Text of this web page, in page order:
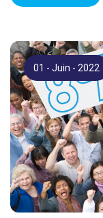
01 - Juin - 2022